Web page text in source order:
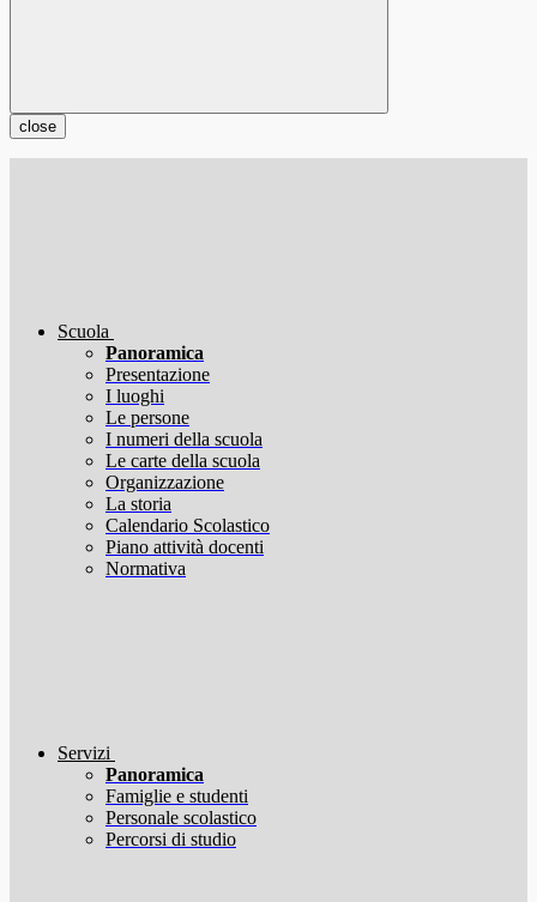
close
Scuola
Panoramica
Presentazione
I luoghi
Le persone
I numeri della scuola
Le carte della scuola
Organizzazione
La storia
Calendario Scolastico
Piano attività docenti
Normativa
Servizi
Panoramica
Famiglie e studenti
Personale scolastico
Percorsi di studio